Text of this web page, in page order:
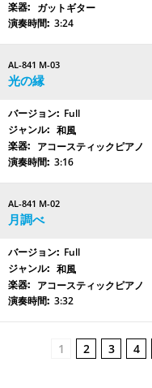
ガットギター
3:24
AL-841 M-03
光の縁
Full
和風
アコースティックピアノ
3:16
AL-841 M-02
月調べ
Full
和風
アコースティックピアノ
3:32
1 2 3 4